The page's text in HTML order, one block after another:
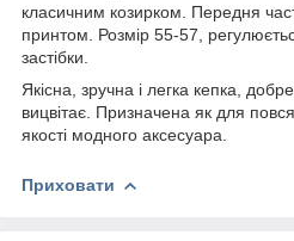
класичним козирком. Передня
принтом. Розмір 55-57,
застібки.
Якісна, зручна і легка кепка,
вицвітає. Призначена як для
якості модного аксесуара.
Приховати